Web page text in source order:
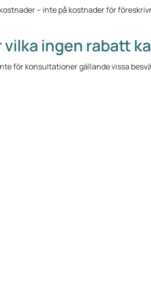
– inte på kostnader för
ingen rabatt
för konsultationer gällande vissa